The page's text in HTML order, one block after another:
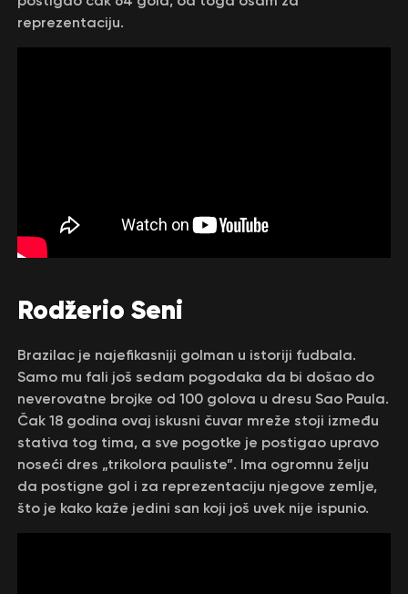
reprezentaciju.
Rodžerio Seni
Brazilac je najefikasniji golman u istoriji fudbala.
Samo mu fali još sedam pogodaka da bi došao do
neverovatne brojke od 100 golova u dresu Sao Paula.
Čak 18 godina ovaj iskusni čuvar mreže stoji između
stativa tog tima, a sve pogotke je postigao upravo
noseći dres „trikolora pauliste”. Ima ogromnu želju
da postigne gol i za reprezentaciju njegove zemlje,
što je kako kaže jedini san koji još uvek nije ispunio.